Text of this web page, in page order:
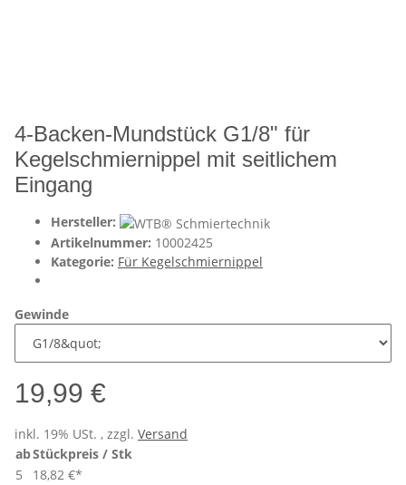
4-Backen-Mundstück G1/8" für
Kegelschmiernippel mit seitlichem
Eingang
Hersteller:
Artikelnummer: 10002425
Kategorie: Für Kegelschmiernippel
Gewinde
19,99 €
inkl. 19% USt. , zzgl. Versand
abStückpreis / Stk
5
18,82 €*